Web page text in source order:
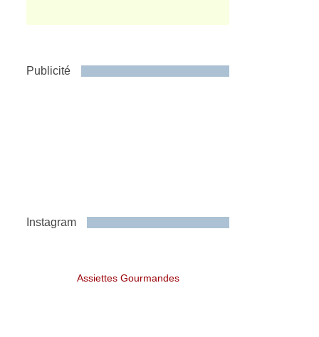
Publicité
Instagram
Assiettes Gourmandes